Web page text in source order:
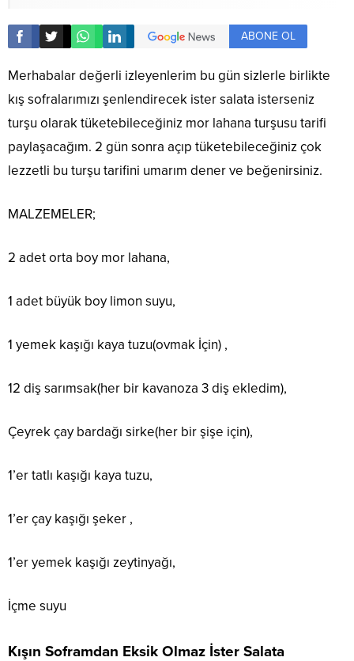
ABONE OL
Merhabalar değerli izleyenlerim bu gün sizlerle birlikte
kış sofralarımızı şenlendirecek ister salata isterseniz
turşu olarak tüketebileceğiniz mor lahana turşusu tarifi
paylaşacağım. 2 gün sonra açıp tüketebileceğiniz çok
lezzetli bu turşu tarifini umarım dener ve beğenirsiniz.
MALZEMELER;
2 adet orta boy mor lahana,
1 adet büyük boy limon suyu,
1 yemek kaşığı kaya tuzu(ovmak İçin) ,
12 diş sarımsak(her bir kavanoza 3 diş ekledim),
Çeyrek çay bardağı sirke(her bir şişe için),
1’er tatlı kaşığı kaya tuzu,
1’er çay kaşığı şeker ,
1’er yemek kaşığı zeytinyağı,
İçme suyu
Kışın Soframdan Eksik Olmaz İster Salata